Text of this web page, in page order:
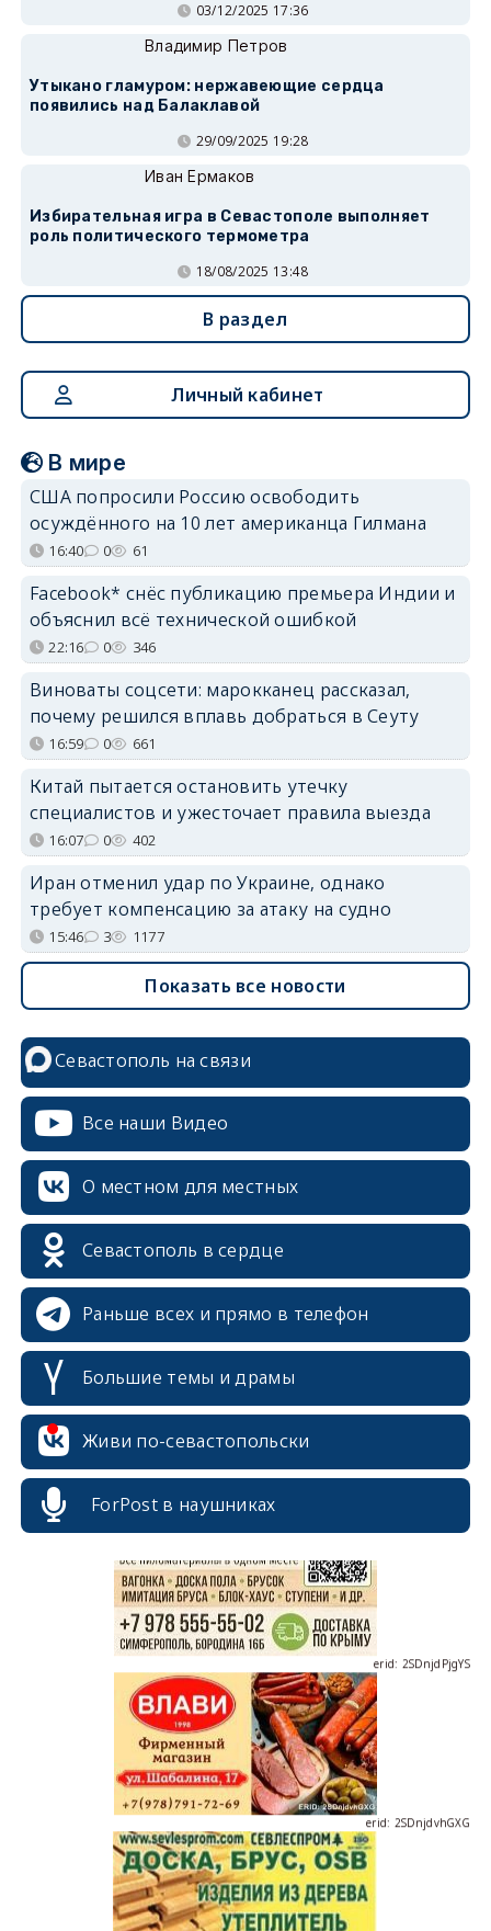
03/12/2025 17:36
Владимир Петров
Утыкано гламуром: нержавеющие сердца
появились над Балаклавой
29/09/2025 19:28
Иван Ермаков
Избирательная игра в Севастополе выполняет
роль политического термометра
18/08/2025 13:48
В раздел
Личный кабинет
В мире
США попросили Россию освободить
осуждённого на 10 лет американца Гилмана
16:40 0 61
Facebook* снёс публикацию премьера Индии и
объяснил всё технической ошибкой
22:16 0 346
Виноваты соцсети: марокканец рассказал,
почему решился вплавь добраться в Сеуту
16:59 0 661
Китай пытается остановить утечку
специалистов и ужесточает правила выезда
16:07 0 402
Иран отменил удар по Украине, однако
требует компенсацию за атаку на судно
15:46 3 1177
Показать все новости
Севастополь на связи
Все наши Видео
О местном для местных
Севастополь в сердце
Раньше всех и прямо в телефон
Большие темы и драмы
Живи по-севастопольски
ForPost в наушниках
erid: 2SDnjdPjgYS
erid: 2SDnjdvhGXG